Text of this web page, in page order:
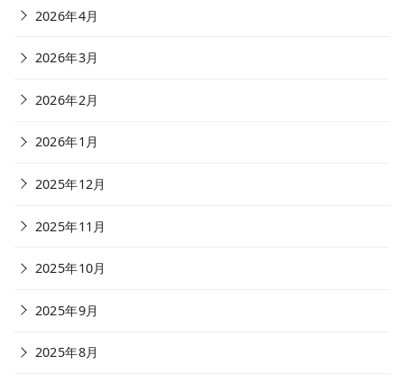
2026年4月
2026年3月
2026年2月
2026年1月
2025年12月
2025年11月
2025年10月
2025年9月
2025年8月